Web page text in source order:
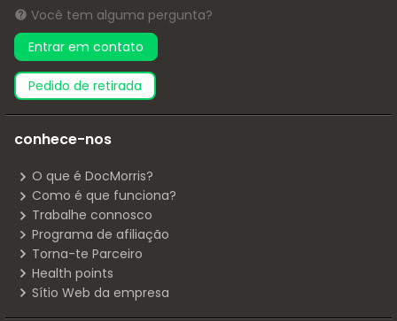
Você tem alguma pergunta?
Entrar em contato
pedido de retirada
conhece-nos
O que é DocMorris?
Como é que funciona?
Trabalhe connosco
Programa de afiliação
Torna-te Parceiro
Health points
Sítio Web da empresa